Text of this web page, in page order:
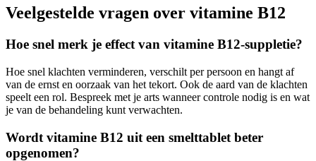
Veelgestelde vragen over vitamine B12
Hoe snel merk je effect van vitamine B12-suppletie?
Hoe snel klachten verminderen, verschilt per persoon en hangt af
van de ernst en oorzaak van het tekort. Ook de aard van de klachten
speelt een rol. Bespreek met je arts wanneer controle nodig is en wat
je van de behandeling kunt verwachten.
Wordt vitamine B12 uit een smelttablet beter
opgenomen?